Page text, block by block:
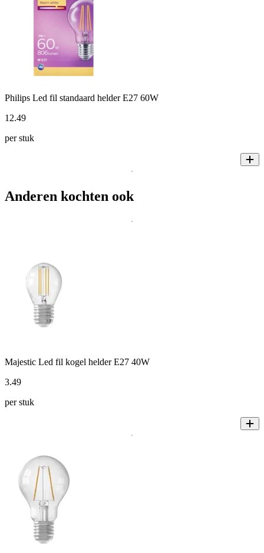
Philips Led fil standaard helder E27 60W
12.49
per stuk
Anderen kochten ook
Majestic Led fil kogel helder E27 40W
3.49
per stuk